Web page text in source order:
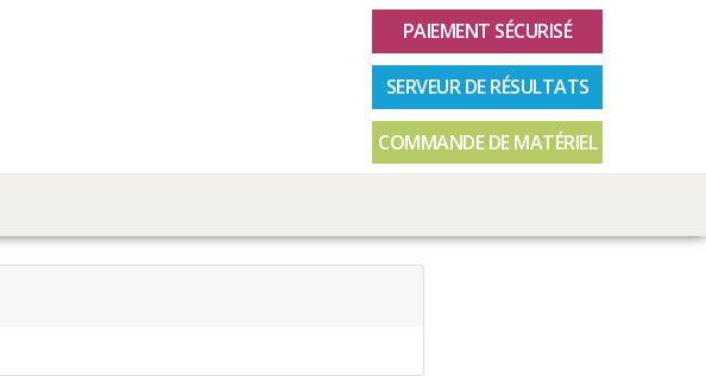
PAIEMENT SÉCURISÉ
SERVEUR DE RÉSULTATS
COMMANDE DE MATÉRIEL